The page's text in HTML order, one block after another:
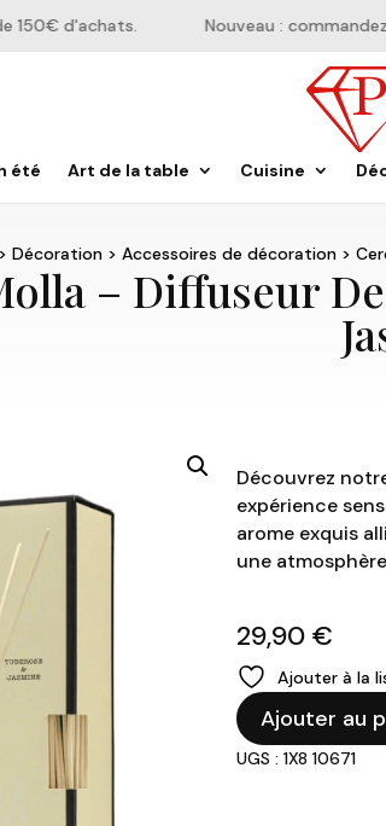
d'achats. Nouveau :
été Art de la table Cuisine
Décoration> Accessoires de décoration>
– Diffuseur
Découvrez
expérience
arome exquis
une
29,90 €
Ajouter à la
quantité
de
Cereria
Ajouter au
UGS : 1X8 10671